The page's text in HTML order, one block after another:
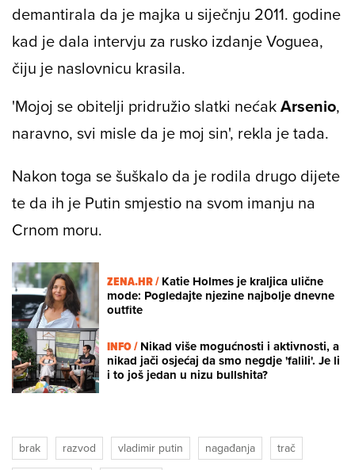
demantirala da je majka u siječnju 2011. godine
kad je dala intervju za rusko izdanjeVoguea,
čiju je naslovnicu krasila.
'Mojoj se obitelji pridružio slatki nećakArsenio,
naravno, svi misle da je moj sin', rekla je tada.
Nakon toga se šuškalo da je rodila drugo dijete
te da ih je Putin smjestio na svom imanju na
Crnom moru.
ZENA.HR /Katie Holmes je kraljica ulične
mode: Pogledajte njezine najbolje dnevne
outfite
INFO /Nikad više mogućnosti i aktivnosti, a
nikad jači osjećaj da smo negdje 'falili'. Je li
i to još jedan u nizu bullshita?
brak razvod vladimir putin nagađanja
trač